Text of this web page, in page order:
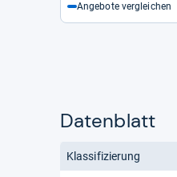
Angebote vergleichen
Datenblatt
Klassifizierung